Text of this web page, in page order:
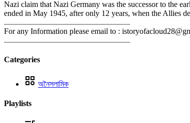
Nazi claim that Nazi Germany was the successor to the
ended in May 1945, after only 12 years, when the Allies
...............................................................
For any Information please email to :
...............................................................
Categories
অনৈসলামিক
Playlists